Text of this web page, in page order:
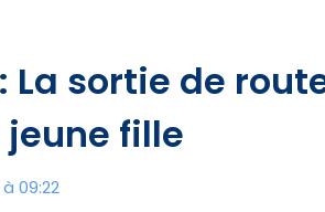
sortie de
fille
09:22